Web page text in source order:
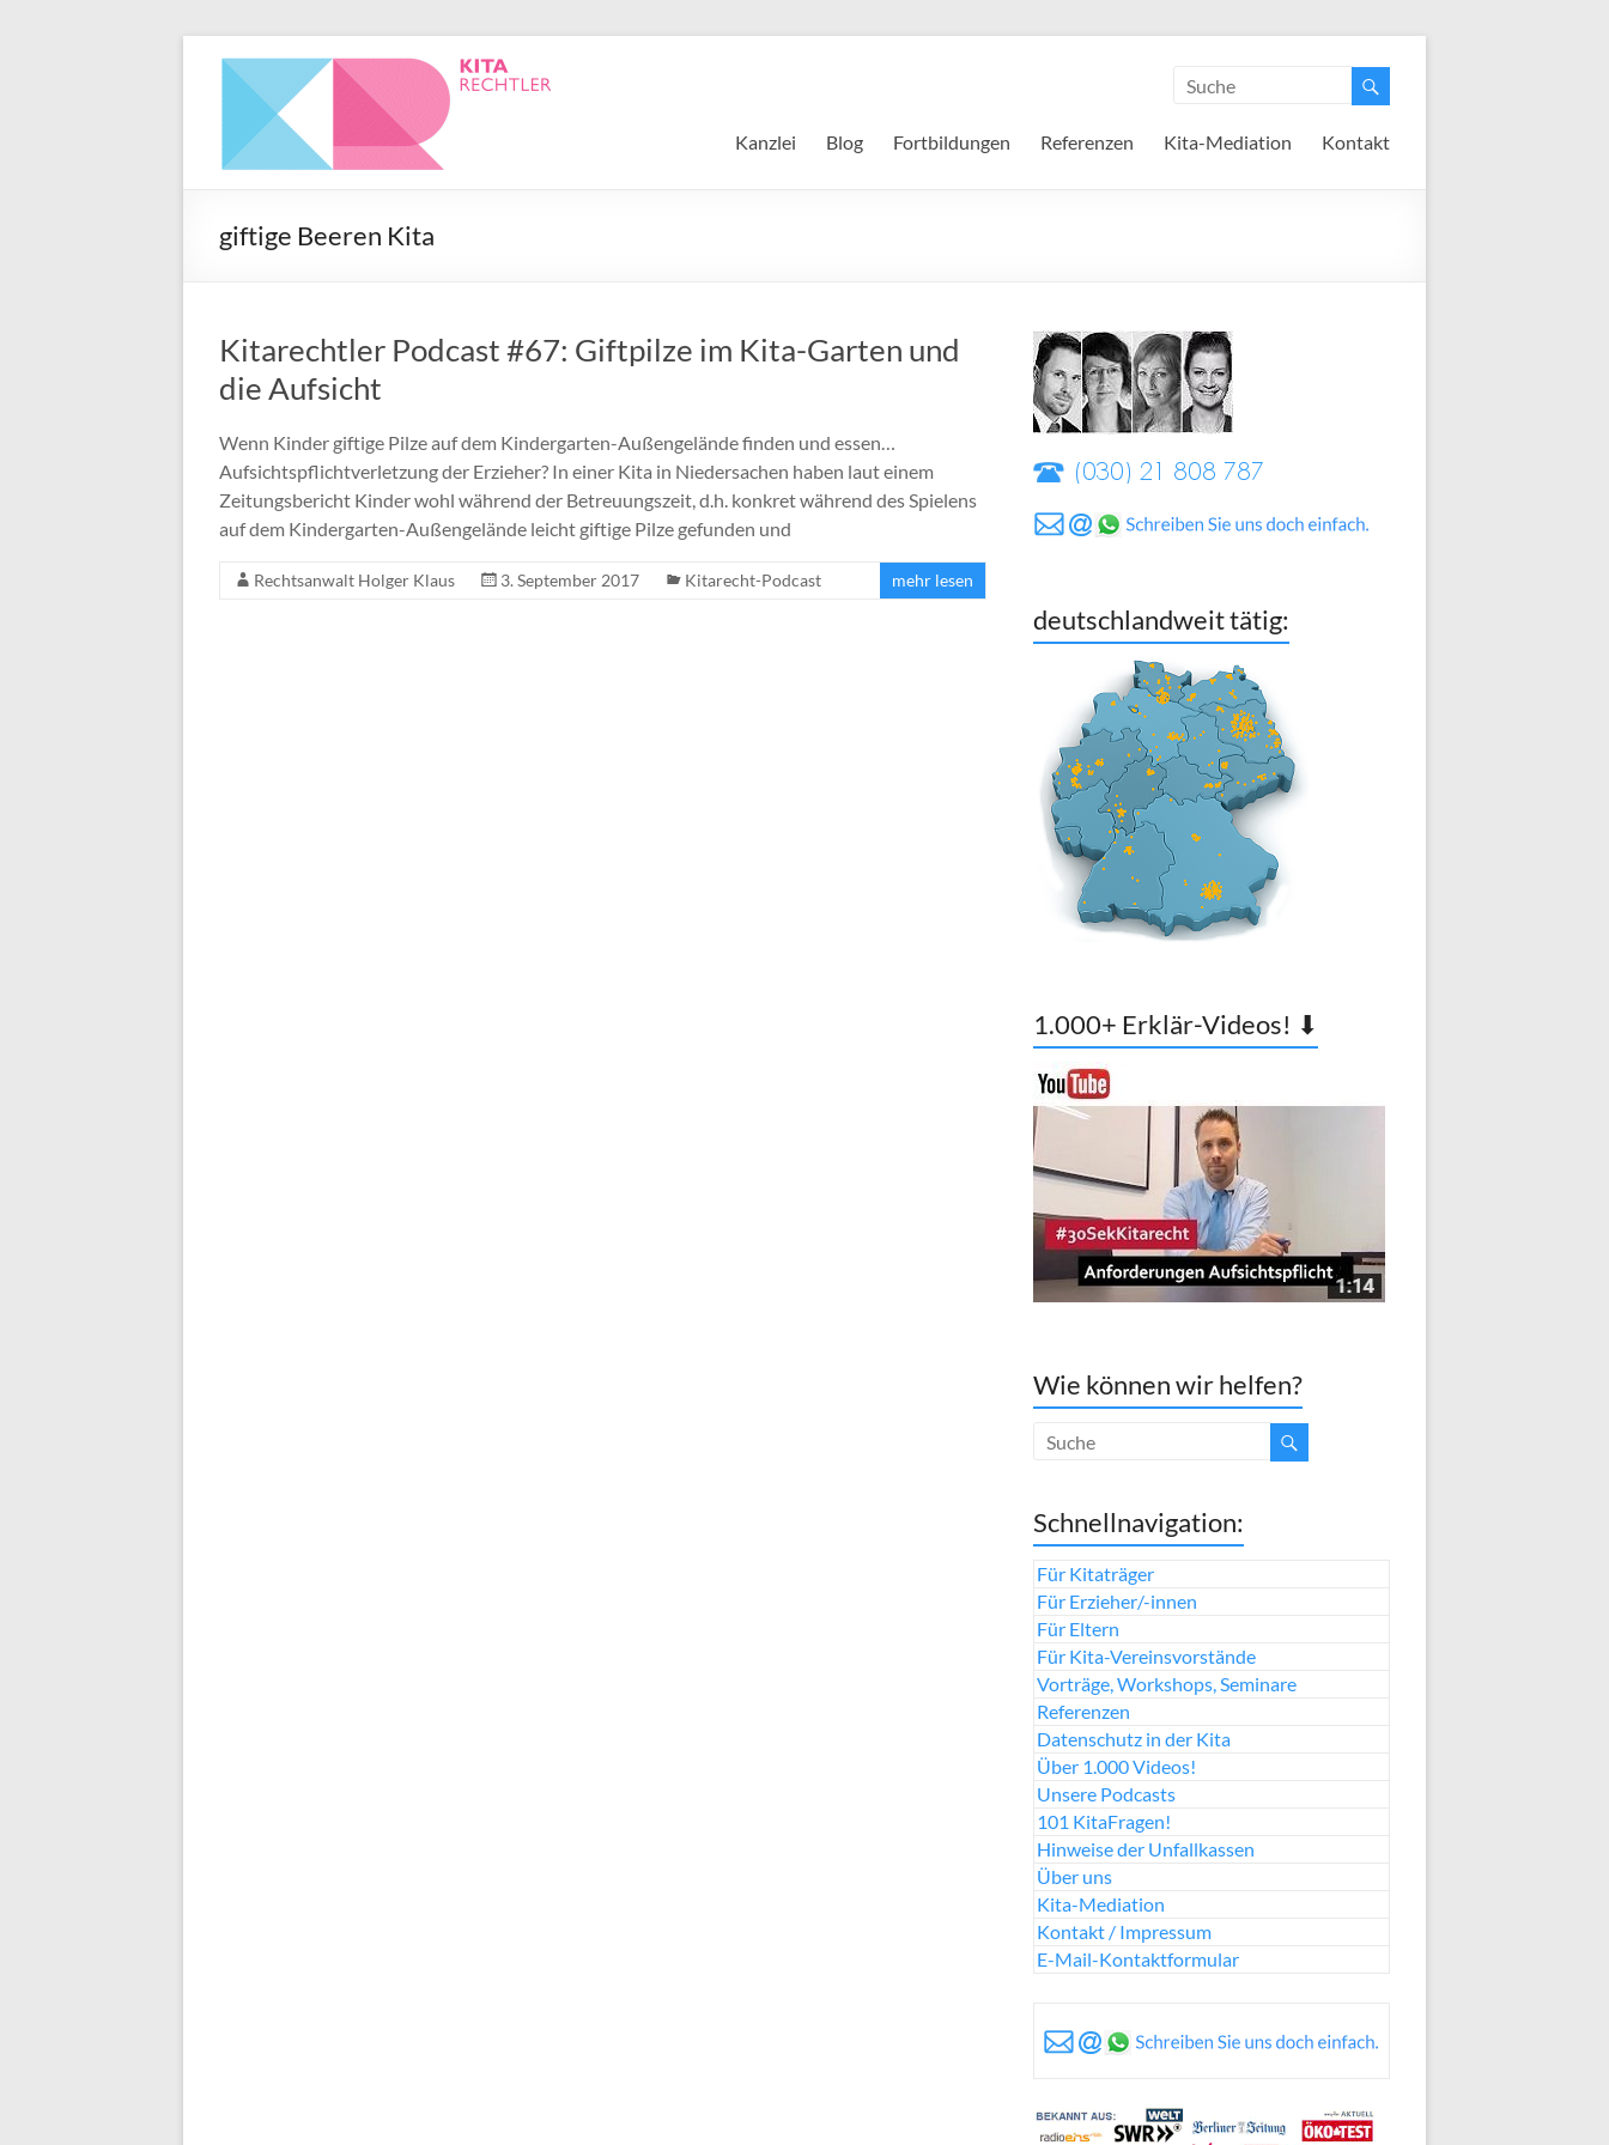
Kanzlei Blog Fortbildungen Referenzen Kita-Mediation Kontakt
giftige Beeren Kita
Kitarechtler Podcast #67: Giftpilze im Kita-Garten und
die Aufsicht
Wenn Kinder giftige Pilze auf dem Kindergarten-Außengelände finden und essen…
Aufsichtspflichtverletzung der Erzieher? In einer Kita in Niedersachen haben laut einem
Zeitungsbericht Kinder wohl während der Betreuungszeit, d.h. konkret während des Spielens
auf dem Kindergarten-Außengelände leicht giftige Pilze gefunden und
Rechtsanwalt Holger Klaus 3. September 2017 Kitarecht-Podcast mehr lesen
deutschlandweit tätig:
1.000+ Erklär-Videos! ⬇
Wie können wir helfen?
Schnellnavigation:
Für Kitaträger
Für Erzieher/-innen
Für Eltern
Für Kita-Vereinsvorstände
Vorträge, Workshops, Seminare
Referenzen
Datenschutz in der Kita
Über 1.000 Videos!
Unsere Podcasts
101 KitaFragen!
Hinweise der Unfallkassen
Über uns
Kita-Mediation
Kontakt / Impressum
E-Mail-Kontaktformular